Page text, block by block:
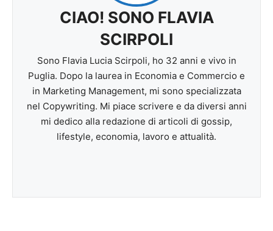
CIAO! SONO FLAVIA
SCIRPOLI
Sono Flavia Lucia Scirpoli, ho 32 anni e vivo in
Puglia. Dopo la laurea in Economia e Commercio e
in Marketing Management, mi sono specializzata
nel Copywriting. Mi piace scrivere e da diversi anni
mi dedico alla redazione di articoli di gossip,
lifestyle, economia, lavoro e attualità.